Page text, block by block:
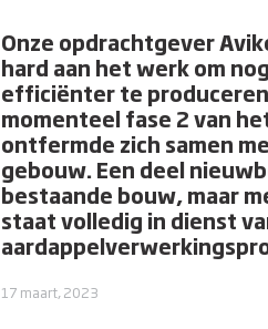
Onze opdrachtgever
hard aan het werk om
efficiënter te
momenteel fase 2 van
ontfermde zich samen
gebouw. Een deel
bestaande bouw, maar
staat volledig in dienst
17 maart, 2023